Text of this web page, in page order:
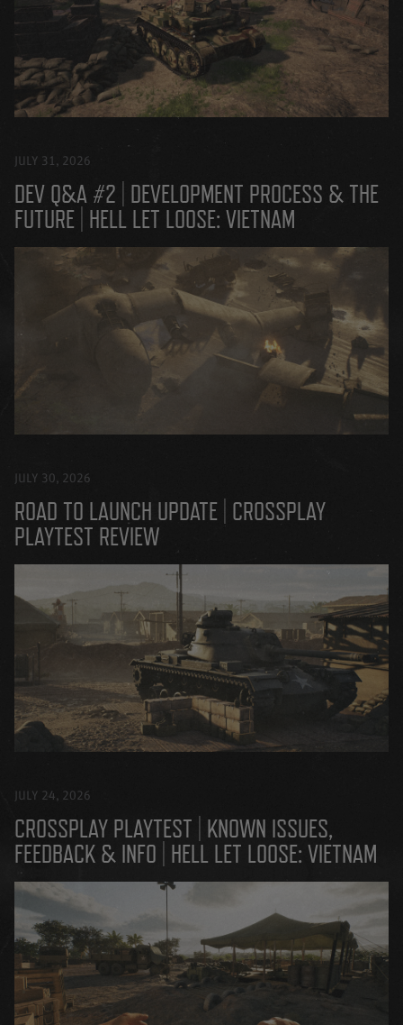
JULY 31, 2026
DEV Q&A #2 | DEVELOPMENT PROCESS & THE
FUTURE | HELL LET LOOSE: VIETNAM
JULY 30, 2026
ROAD TO LAUNCH UPDATE | CROSSPLAY
PLAYTEST REVIEW
JULY 24, 2026
CROSSPLAY PLAYTEST | KNOWN ISSUES,
FEEDBACK & INFO | HELL LET LOOSE: VIETNAM